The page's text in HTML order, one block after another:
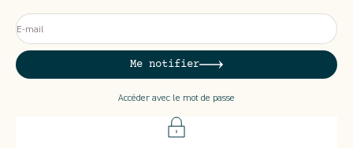
E-mail
Me notifier
Accéder avec le mot de passe